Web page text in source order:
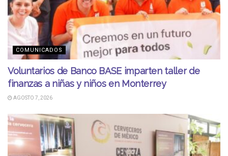
COMUNICADOS
Voluntarios de Banco BASE imparten taller de
finanzas a niñas y niños en Monterrey
AGOSTO 7, 2026